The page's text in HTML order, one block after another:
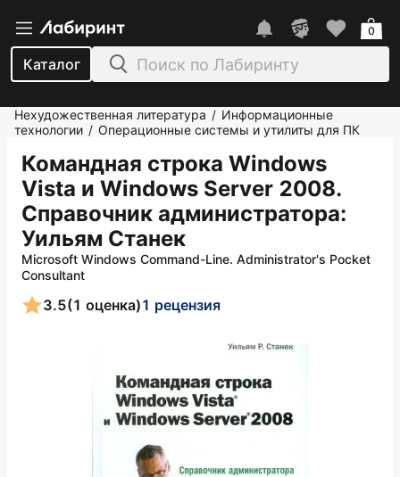
Каталог
0
Нехудожественная литература / Информационные
технологии / Операционные системы и утилиты для ПК
Командная строка Windows
Vista и Windows Server 2008.
Справочник администратора:
Уильям Станек
Microsoft Windows Command-Line. Administrator's Pocket
Consultant
3.5(1 оценка)1 рецензия